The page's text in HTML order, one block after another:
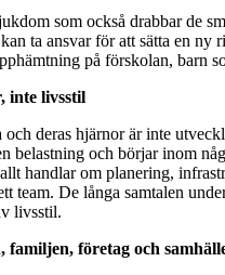
som också drabbar de
ta ansvar för att sätta en
på förskolan, barn
inte livsstil
deras hjärnor är inte
belastning och börjar inom
handlar om planering,
team. De långa samtalen
livsstil.
företag och